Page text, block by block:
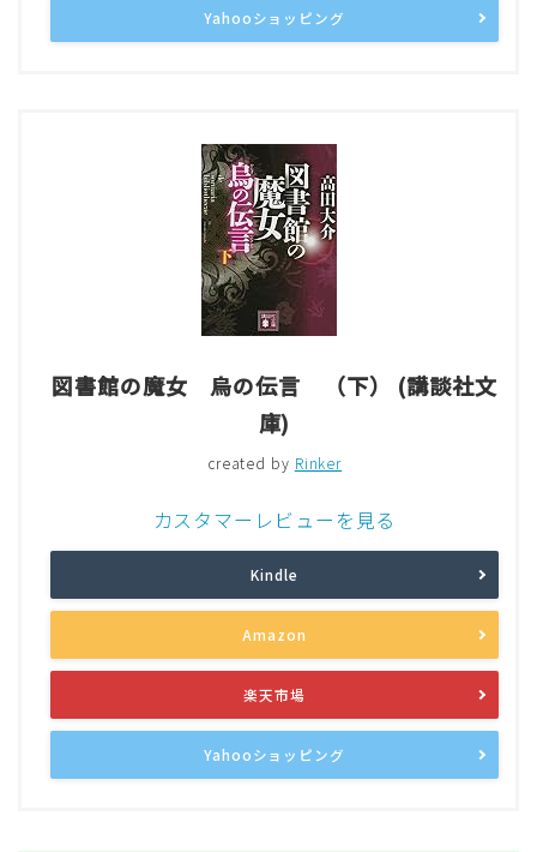
Yahooショッピング
図書館の魔女 烏の伝言 （下） (講談社文
庫)
created by Rinker
カスタマーレビューを見る
Kindle
Amazon
楽天市場
Yahooショッピング